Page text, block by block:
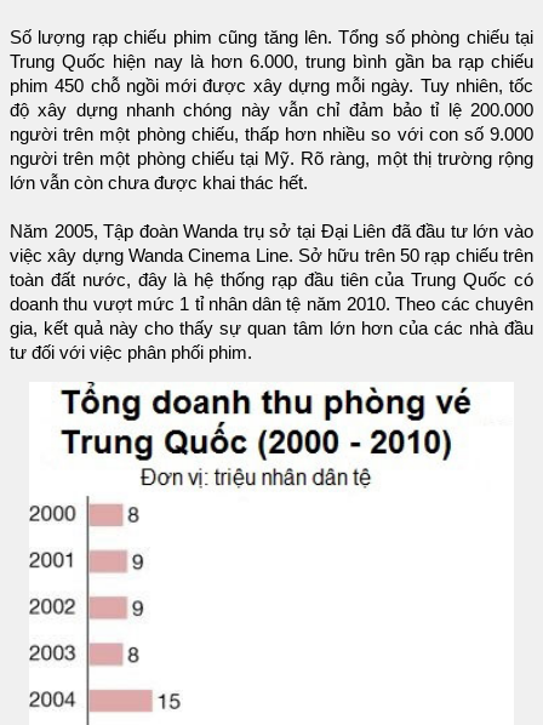
Số lượng rạp chiếu phim cũng tăng lên. Tổng số phòng chiếu tại
Trung Quốc hiện nay là hơn 6.000, trung bình gần ba rạp chiếu
phim 450 chỗ ngồi mới được xây dựng mỗi ngày. Tuy nhiên, tốc
độ xây dựng nhanh chóng này vẫn chỉ đảm bảo tỉ lệ 200.000
người trên một phòng chiếu, thấp hơn nhiều so với con số 9.000
người trên một phòng chiếu tại Mỹ. Rõ ràng, một thị trường rộng
lớn vẫn còn chưa được khai thác hết.
Năm 2005, Tập đoàn Wanda trụ sở tại Đại Liên đã đầu tư lớn vào
việc xây dựng Wanda Cinema Line. Sở hữu trên 50 rạp chiếu trên
toàn đất nước, đây là hệ thống rạp đầu tiên của Trung Quốc có
doanh thu vượt mức 1 tỉ nhân dân tệ năm 2010. Theo các chuyên
gia, kết quả này cho thấy sự quan tâm lớn hơn của các nhà đầu
tư đối với việc phân phối phim.